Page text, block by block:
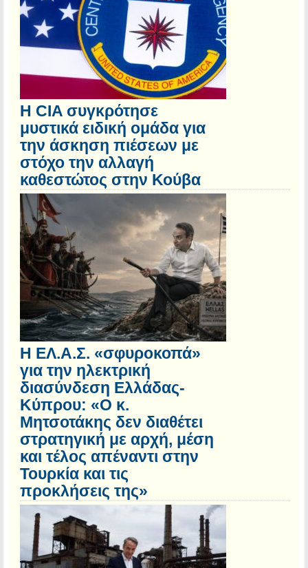
Η CIA συγκρότησε
μυστικά ειδική ομάδα για
την άσκηση πιέσεων με
στόχο την αλλαγή
καθεστώτος στην Κούβα
Η ΕΛ.Α.Σ. «σφυροκοπά»
για την ηλεκτρική
διασύνδεση Ελλάδας-
Κύπρου: «Ο κ.
Μητσοτάκης δεν διαθέτει
στρατηγική με αρχή, μέση
και τέλος απέναντι στην
Τουρκία και τις
προκλήσεις της»